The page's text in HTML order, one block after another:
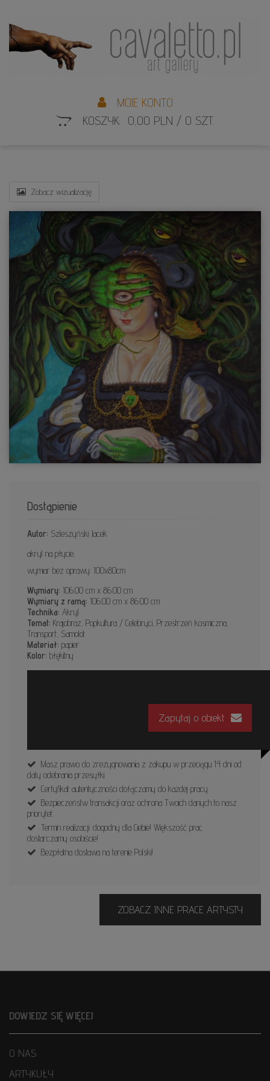
MOJE KONTO
KOSZYK: 0,00 PLN / 0 SZT.
Zobacz wizualizację
Dostąpienie
Autor: Szleszyński Jacek
akryl na płycie,
wymiar bez oprawy: 100x80cm
Wymiary: 106.00 cm x 86.00 cm
Wymiary z ramą: 106.00 cm x 86.00 cm
Technika: Akryl
Temat: Krajobraz, Popkultura / Celebryci, Przestrzeń kosmiczna,
Transport, Samolot
Materiał: papier
Kolor: błękitny
Zapytaj o obiekt
Masz prawo do zrezygnowania z zakupu w przeciągu 14 dni od
daty odebrania przesyłki.
Certyfikat autentyczności dołączamy do każdej pracy.
Bezpieczeństw transakcji oraz ochrona Twoich danych to nasz
priorytet.
Termin realizacji: dogodny dla Ciebie! Większość prac
dostarczamy osobiście!
Bezpłatna dostawa na terenie Polski!
ZOBACZ INNE PRACE ARTYSTY
DOWIEDZ SIĘ WIĘCEJ
O NAS
ARTYKUŁY